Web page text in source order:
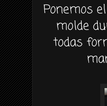
Ponemos
molde
todas